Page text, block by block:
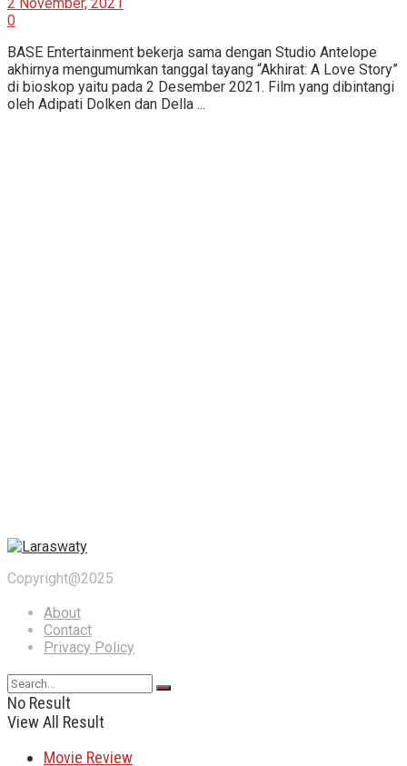
0
BASE Entertainment bekerja sama dengan Studio Antelope
akhirnya mengumumkan tanggal tayang “Akhirat: A Love Story”
di bioskop yaitu pada 2 Desember 2021. Film yang dibintangi
oleh Adipati Dolken dan Della ...
Copyright@2025
About
Contact
Privacy Policy
No Result
View All Result
Movie Review